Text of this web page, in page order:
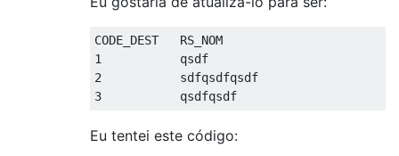
1
2
3
           qsdfqsdf
Eu tentei este código: